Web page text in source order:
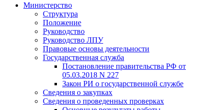
Министерство
Структура
Положение
Руководство
Руководство ЛПУ
Правовые основы деятельности
Государственная служба
Постановление правительства РФ от
05.03.2018 N 227
Закон РИ о государственной службе
Сведения о закупках
Сведения о проведенных проверках